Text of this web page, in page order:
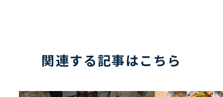
関連する記事はこちら